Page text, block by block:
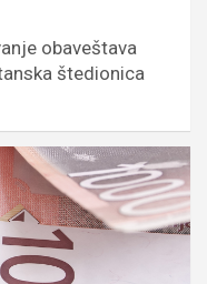
obaveštava
štedionica